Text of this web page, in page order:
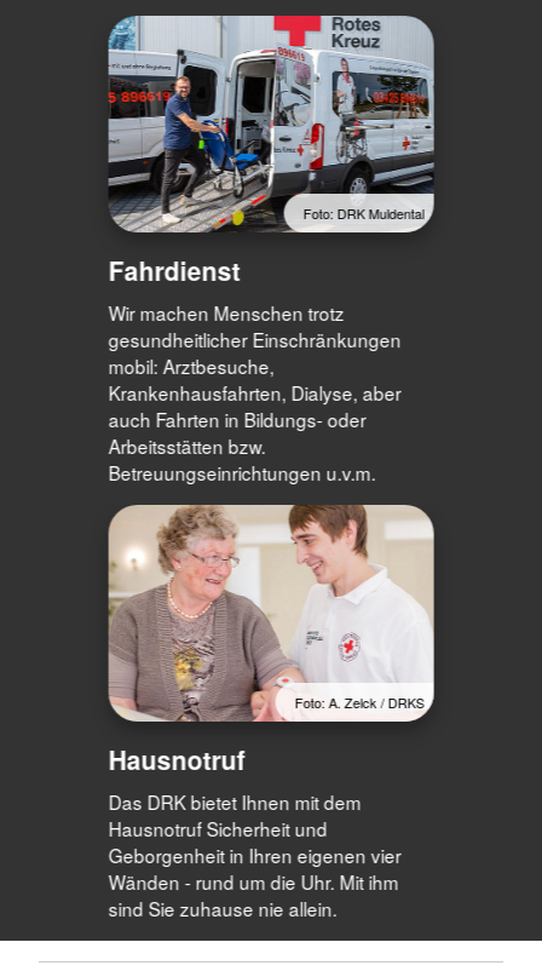
Foto: DRK Muldental
Fahrdienst
Wir machen Menschen trotz
gesundheitlicher Einschränkungen
mobil: Arztbesuche,
Krankenhausfahrten, Dialyse, aber
auch Fahrten in Bildungs- oder
Arbeitsstätten bzw.
Betreuungseinrichtungen u.v.m.
Foto: A. Zelck / DRKS
Hausnotruf
Das DRK bietet Ihnen mit dem
Hausnotruf Sicherheit und
Geborgenheit in Ihren eigenen vier
Wänden - rund um die Uhr. Mit ihm
sind Sie zuhause nie allein.